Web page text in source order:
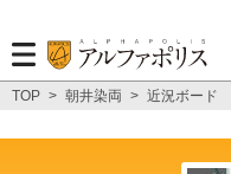
TOP > 朝井染両 > 近況ボード